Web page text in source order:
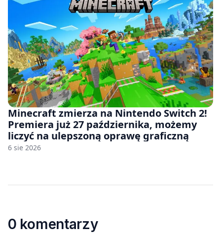
Minecraft zmierza na Nintendo Switch 2!
Premiera już 27 października, możemy
liczyć na ulepszoną oprawę graficzną
6 sie 2026
0 komentarzy